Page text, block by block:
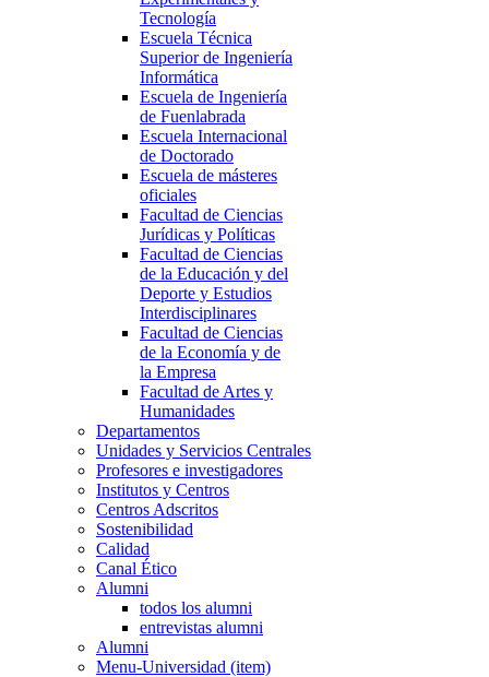
Tecnología
Escuela Técnica
Superior de Ingeniería
Informática
Escuela de Ingeniería
de Fuenlabrada
Escuela Internacional
de Doctorado
Escuela de másteres
oficiales
Facultad de Ciencias
Jurídicas y Políticas
Facultad de Ciencias
de la Educación y del
Deporte y Estudios
Interdisciplinares
Facultad de Ciencias
de la Economía y de
la Empresa
Facultad de Artes y
Humanidades
Departamentos
Unidades y Servicios Centrales
Profesores e investigadores
Institutos y Centros
Centros Adscritos
Sostenibilidad
Calidad
Canal Ético
Alumni
todos los alumni
entrevistas alumni
Alumni
Menu-Universidad (item)